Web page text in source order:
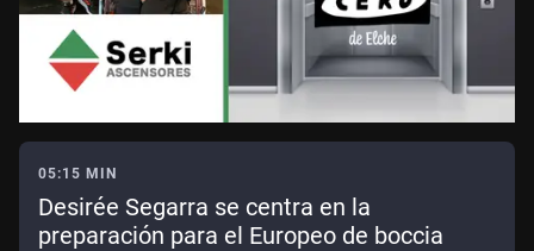
05:15 MIN
Desirée Segarra se centra en la
preparación para el Europeo de boccia